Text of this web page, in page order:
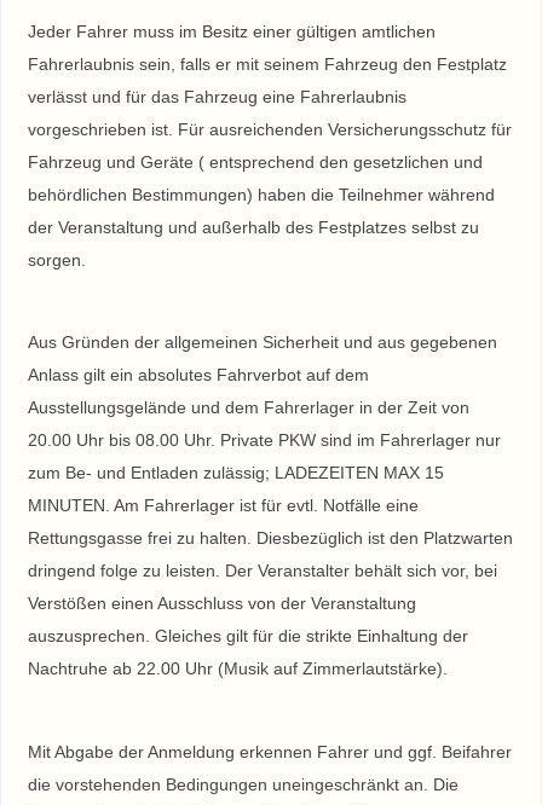
Jeder Fahrer muss im Besitz einer gültigen amtlichen
Fahrerlaubnis sein, falls er mit seinem Fahrzeug den Festplatz
verlässt und für das Fahrzeug eine Fahrerlaubnis
vorgeschrieben ist. Für ausreichenden Versicherungsschutz für
Fahrzeug und Geräte ( entsprechend den gesetzlichen und
behördlichen Bestimmungen) haben die Teilnehmer während
der Veranstaltung und außerhalb des Festplatzes selbst zu
sorgen.
Aus Gründen der allgemeinen Sicherheit und aus gegebenen
Anlass gilt ein absolutes Fahrverbot auf dem
Ausstellungsgelände und dem Fahrerlager in der Zeit von
20.00 Uhr bis 08.00 Uhr. Private PKW sind im Fahrerlager nur
zum Be- und Entladen zulässig; LADEZEITEN MAX 15
MINUTEN. Am Fahrerlager ist für evtl. Notfälle eine
Rettungsgasse frei zu halten. Diesbezüglich ist den Platzwarten
dringend folge zu leisten. Der Veranstalter behält sich vor, bei
Verstößen einen Ausschluss von der Veranstaltung
auszusprechen. Gleiches gilt für die strikte Einhaltung der
Nachtruhe ab 22.00 Uhr (Musik auf Zimmerlautstärke).
Mit Abgabe der Anmeldung erkennen Fahrer und ggf. Beifahrer
die vorstehenden Bedingungen uneingeschränkt an. Die